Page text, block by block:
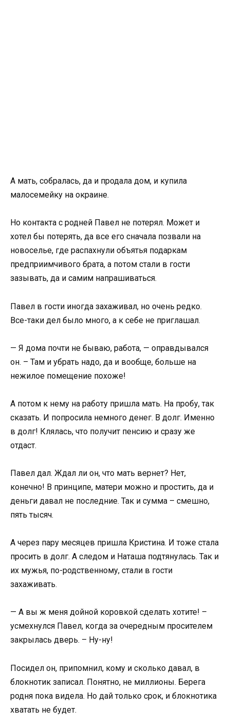
А мать, собралась, да и продала дом, и купила
малосемейку на окраине.
Но контакта с родней Павел не потерял. Может и
хотел бы потерять, да все его сначала позвали на
новоселье, где распахнули объятья подаркам
предприимчивого брата, а потом стали в гости
зазывать, да и самим напрашиваться.
Павел в гости иногда захаживал, но очень редко.
Все-таки дел было много, а к себе не приглашал.
— Я дома почти не бываю, работа, — оправдывался
он. – Там и убрать надо, да и вообще, больше на
нежилое помещение похоже!
А потом к нему на работу пришла мать. На пробу, так
сказать. И попросила немного денег. В долг. Именно
в долг! Клялась, что получит пенсию и сразу же
отдаст.
Павел дал. Ждал ли он, что мать вернет? Нет,
конечно! В принципе, матери можно и простить, да и
деньги давал не последние. Так и сумма – смешно,
пять тысяч.
А через пару месяцев пришла Кристина. И тоже стала
просить в долг. А следом и Наташа подтянулась. Так и
их мужья, по-родственному, стали в гости
захаживать.
— А вы ж меня дойной коровкой сделать хотите! –
усмехнулся Павел, когда за очередным просителем
закрылась дверь. – Ну-ну!
Посидел он, припомнил, кому и сколько давал, в
блокнотик записал. Понятно, не миллионы. Берега
родня пока видела. Но дай только срок, и блокнотика
хватать не будет.